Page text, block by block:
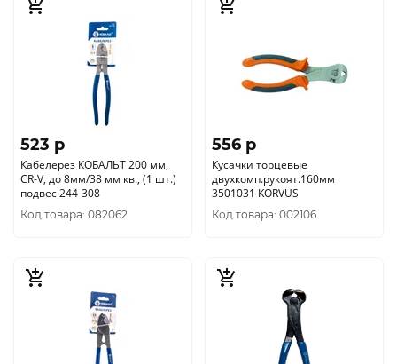
523 p
Кабелерез КОБАЛЬТ 200 мм,
CR-V, до 8мм/38 мм кв., (1 шт.)
подвес 244-308
Код товара: 082062
556 p
Кусачки торцевые
двухкомп.рукоят.160мм
3501031 KORVUS
Код товара: 002106